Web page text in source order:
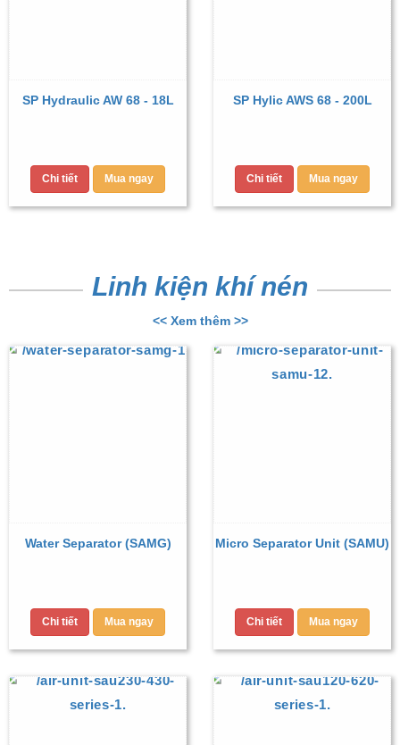
SP Hydraulic AW 68 - 18L
Chi tiết Mua ngay
SP Hylic AWS 68 - 200L
Chi tiết Mua ngay
Linh kiện khí nén
<< Xem thêm >>
Water Separator (SAMG)
Chi tiết Mua ngay
Micro Separator Unit (SAMU)
Chi tiết Mua ngay